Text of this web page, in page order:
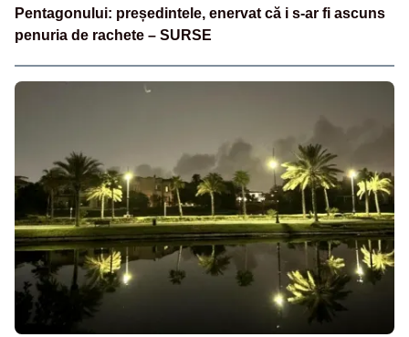
Pentagonului: președintele, enervat că i s-ar fi ascuns
penuria de rachete – SURSE